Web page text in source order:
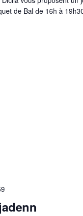
de Bal de 16h à